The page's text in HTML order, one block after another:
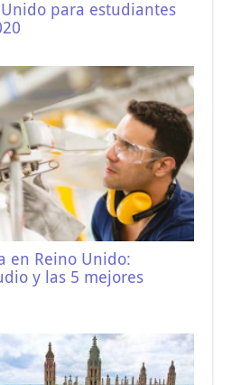
Unido para estudiantes
en Reino Unido:
y las 5 mejores